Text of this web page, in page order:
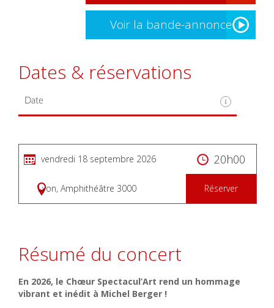
Voir la bande-annonce
Dates & réservations
vendredi 18 septembre 2026 20h00
Réserver
Lyon, Amphithéâtre 3000
Résumé du concert
En 2026, le Chœur Spectacul’Art rend un hommage
vibrant et inédit à Michel Berger !